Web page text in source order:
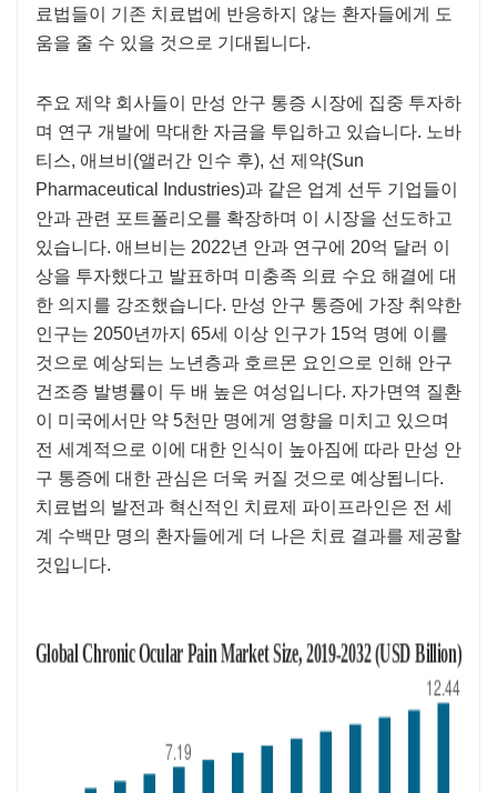
료법들이 기존 치료법에 반응하지 않는 환자들에게 도
움을 줄 수 있을 것으로 기대됩니다.
주요 제약 회사들이 만성 안구 통증 시장에 집중 투자하
며 연구 개발에 막대한 자금을 투입하고 있습니다. 노바
티스, 애브비(앨러간 인수 후), 선 제약(Sun
Pharmaceutical Industries)과 같은 업계 선두 기업들이
안과 관련 포트폴리오를 확장하며 이 시장을 선도하고
있습니다. 애브비는 2022년 안과 연구에 20억 달러 이
상을 투자했다고 발표하며 미충족 의료 수요 해결에 대
한 의지를 강조했습니다. 만성 안구 통증에 가장 취약한
인구는 2050년까지 65세 이상 인구가 15억 명에 이를
것으로 예상되는 노년층과 호르몬 요인으로 인해 안구
건조증 발병률이 두 배 높은 여성입니다. 자가면역 질환
이 미국에서만 약 5천만 명에게 영향을 미치고 있으며
전 세계적으로 이에 대한 인식이 높아짐에 따라 만성 안
구 통증에 대한 관심은 더욱 커질 것으로 예상됩니다.
치료법의 발전과 혁신적인 치료제 파이프라인은 전 세
계 수백만 명의 환자들에게 더 나은 치료 결과를 제공할
것입니다.